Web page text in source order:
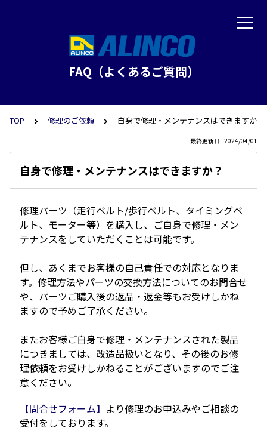
FAQ（よくあるご質問）
TOP 修理のご依頼 自身で修理・メンテナンスはできますか？
最終更新日 : 2024/04/01
自身で修理・メンテナンスはできますか？
修理パーツ（走行ベルト/歩行ベルト、タイミングベ
ルト、モーター等）を購入し、ご自身で修理・メン
テナンスをしていただくことは可能です。
但し、あくまでお客様の自己責任での対応となりま
す。修理方法やパーツの交換方法についてのお問合せ
や、パーツご購入後の返品・返金等もお受けしかね
ますので予めご了承ください。
またお客様ご自身で修理・メンテナンスされた製品
につきましては、改造品扱いとなり、その後のお修
理依頼をお受けしかねることがございますのでご注
意ください。
【問合せフォーム】 より修理のお申込みやご相談の
受付をしております。